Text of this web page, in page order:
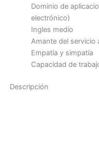
Dominio de
electrónico)
Ingles medio
Amante del servicio
Empatía y simpatía
Capacidad de
Descripción